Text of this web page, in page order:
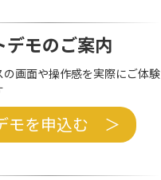
デモのご案内
画面や操作感を実際にご体験
モを申込む ＞